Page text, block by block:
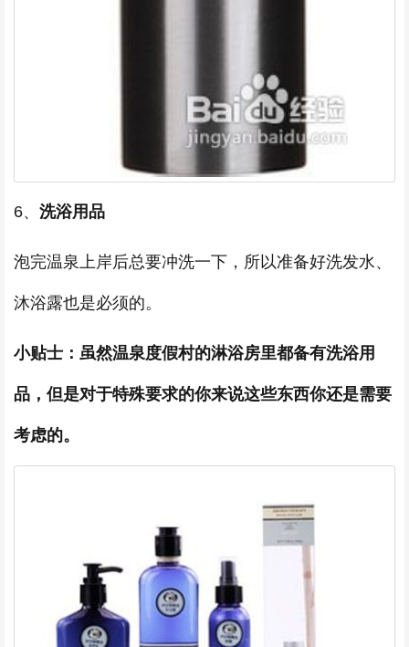
6、 洗浴用品
泡完温泉上岸后总要冲洗一下，所以准备好洗发水、
沐浴露也是必须的。
小贴士：虽然温泉度假村的淋浴房里都备有洗浴用
品，但是对于特殊要求的你来说这些东西你还是需要
考虑的。